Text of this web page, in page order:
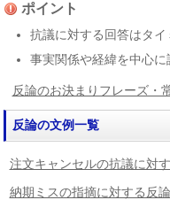
ポイント
抗議に対する回答はタ
事実関係や経緯を中心
反論のお決まりフレーズ・
反論の文例一覧
注文キャンセルの抗議に対
納期ミスの指摘に対する反論